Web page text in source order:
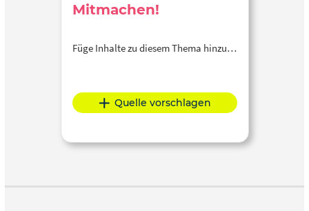
Mitmachen!
Füge Inhalte zu diesem Thema hinzu…
Quelle vorschlagen